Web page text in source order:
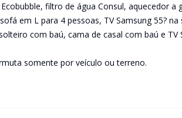
filtro de água Consul, aquecedor
em L para 4 pessoas, TV Samsung 55?
com baú, cama de casal com baú e TV
somente por veículo ou terreno.